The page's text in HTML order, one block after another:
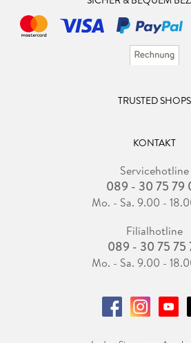
TRUSTED SHOPS
KONTAKT
Servicehotline
089 - 30 75 79
Mo. - Sa. 9.00 -
Filialhotline
089 - 30 75 75
Mo. - Sa. 9.00 -